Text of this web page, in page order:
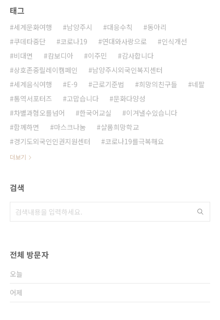
있는 외국인주민아동 가정의 긴급생
운 이웃들을 위해 힘써왔습니다. ○
위와 같은 활동을 기반으로 초록우산
양주시외국인복지센..
태그
세계문화여행 남양주시 대응수칙
동아리
쿠데타중단
코로나19 연대와사랑으로
인식개선
비대면
캄보디아 이주민
감사합니다
상호존중릴레이캠페인
남양주시외국인복지센터
세계음식여행
E-9 근로기준법 희망의친구들
네팔
통역서포터즈
고맙습니다
문화다양성
차별과혐오를넘어
한국어교실
이겨낼수있습니다
함께하면
마스크나눔
샬롬희망학교
경기도외국인인권지원센터
코로나19를극복해요
더보기
검색
전체 방문자
오늘
어제